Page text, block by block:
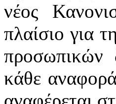
νέος
πλαίσιο για
προσωπικών
κάθε